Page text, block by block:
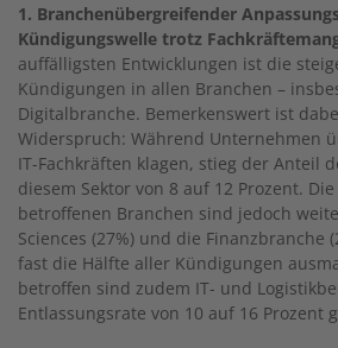
1. Branchenübergreifender
Kündigungswelle trotz
auffälligsten Entwicklungen ist die
Kündigungen in allen Branchen –
Digitalbranche. Bemerkenswert ist
Widerspruch: Während Unternehmen
IT-Fachkräften klagen, stieg der Anteil
diesem Sektor von 8 auf 12 Prozent.
betroffenen Branchen sind jedoch
Sciences (27%) und die Finanzbranche
fast die Hälfte aller Kündigungen
betroffen sind zudem IT- und
Entlassungsrate von 10 auf 16 Prozent